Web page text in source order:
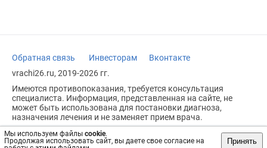
Мы используем файлы cookie.
Продолжая использовать сайт, вы даете свое согласие на
Принять
Обратная связь Инвесторам
Вконтакте
vrachi26.ru, 2019-2026 гг.
Имеются противопоказания, требуется консультация
специалиста. Информация, представленная на сайте, не
может быть использована для постановки диагноза,
назначения лечения и не заменяет прием врача.
Возрастное ограничение: 18+